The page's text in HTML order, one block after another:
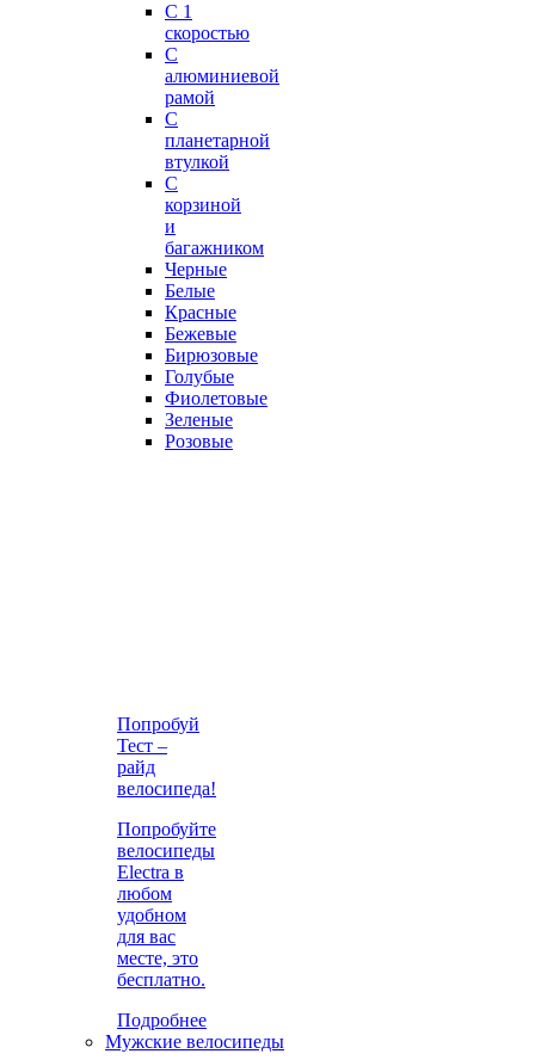
С 1
скоростью
С
алюминиевой
рамой
С
планетарной
втулкой
С
корзиной
и
багажником
Черные
Белые
Красные
Бежевые
Бирюзовые
Голубые
Фиолетовые
Зеленые
Розовые
Попробуй
Тест –
райд
велосипеда!
Попробуйте
велосипеды
Electra в
любом
удобном
для вас
месте, это
бесплатно.
Подробнее
Мужские велосипеды